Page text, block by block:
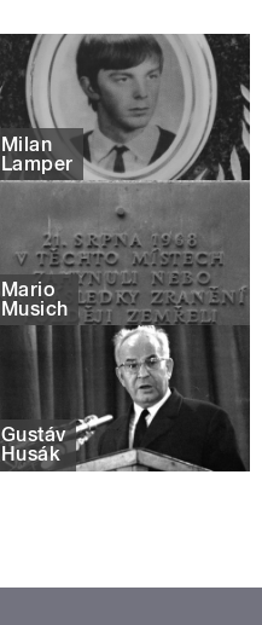
Milan
Lamper
Mario
Musich
Gustáv
Husák